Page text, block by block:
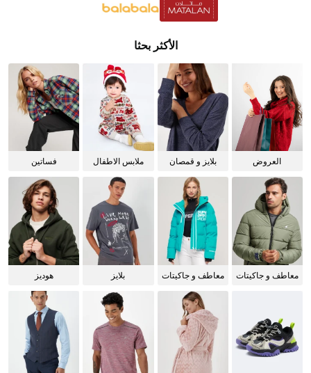
الأكثر بحثا
العروض
بلايز و قمصان
ملابس الاطفال فساتين
معاطف و جاكيتات
معاطف و جاكيتات
بلايز هوديز